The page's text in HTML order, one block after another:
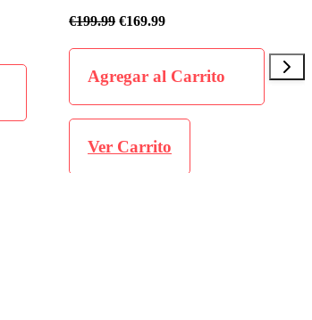
€199.99 €169.99
Agregar al Carrito
Ver Carrito